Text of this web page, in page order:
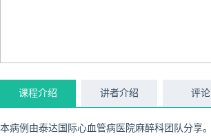
课程介绍 讲者介绍 评论
本病例由泰达国际心血管病医院麻醉科团队分享。